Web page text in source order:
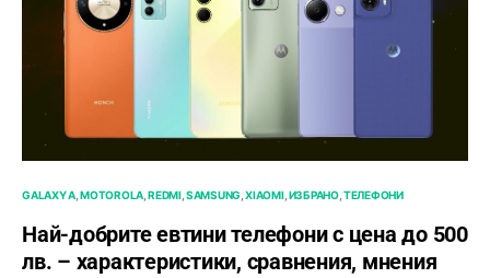
GALAXY A MOTOROLA REDMI SAMSUNG XIAOMI ИЗБРАНО ТЕЛЕФОНИ
Най-добрите евтини телефони с ценa до 500
лв. – характeристики, сравнения, мнения